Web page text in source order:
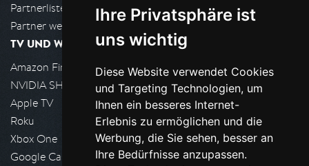
Ihre Privatsphäre ist
uns wichtig
Diese Website verwendet Cookies
und Targeting Technologien, um
Ihnen ein besseres Internet-
Erlebnis zu ermöglichen und die
Werbung, die Sie sehen, besser an
Ihre Bedürfnisse anzupassen.
Partnerliste
Partner werden
TV UND WOHNZIMMER
Amazon FireTV
NVIDIA SHIELD, Google TV
Apple TV
Roku
Xbox One
Google Cast